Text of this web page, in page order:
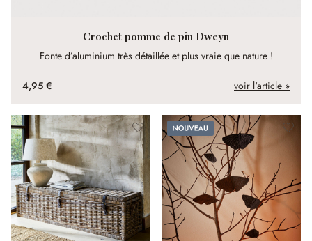
Crochet pomme de pin Dweyn
Fonte d’aluminium très détaillée et plus vraie que nature !
4,95 € voir l'article »
Nouveau